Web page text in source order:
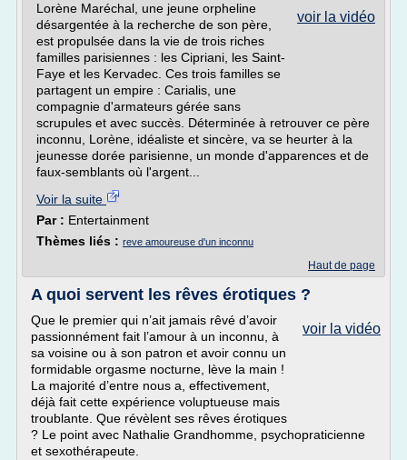
voir la vidéo
Lorène Maréchal, une jeune orpheline
désargentée à la recherche de son père,
est propulsée dans la vie de trois riches
familles parisiennes : les Cipriani, les Saint-
Faye et les Kervadec. Ces trois familles se
partagent un empire : Carialis, une
compagnie d'armateurs gérée sans
scrupules et avec succès. Déterminée à retrouver ce père
inconnu, Lorène, idéaliste et sincère, va se heurter à la
jeunesse dorée parisienne, un monde d'apparences et de
faux-semblants où l'argent...
Voir la suite
Par : Entertainment
Thèmes liés : reve amoureuse d'un inconnu
Haut de page
A quoi servent les rêves érotiques ?
voir la vidéo
Que le premier qui n’ait jamais rêvé d’avoir
passionnément fait l’amour à un inconnu, à
sa voisine ou à son patron et avoir connu un
formidable orgasme nocturne, lève la main !
La majorité d’entre nous a, effectivement,
déjà fait cette expérience voluptueuse mais
troublante. Que révèlent ses rêves érotiques
? Le point avec Nathalie Grandhomme, psychopraticienne
et sexothérapeute.